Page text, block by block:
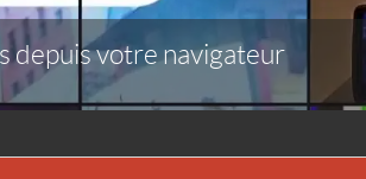
depuis votre navigateur